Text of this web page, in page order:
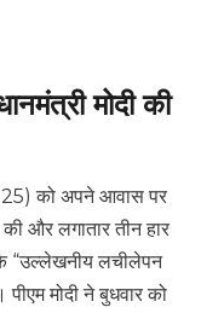
मोदी की
को अपने आवास पर
और लगातार तीन हार
“उल्लेखनीय लचीलेपन
पीएम मोदी ने बुधवार को